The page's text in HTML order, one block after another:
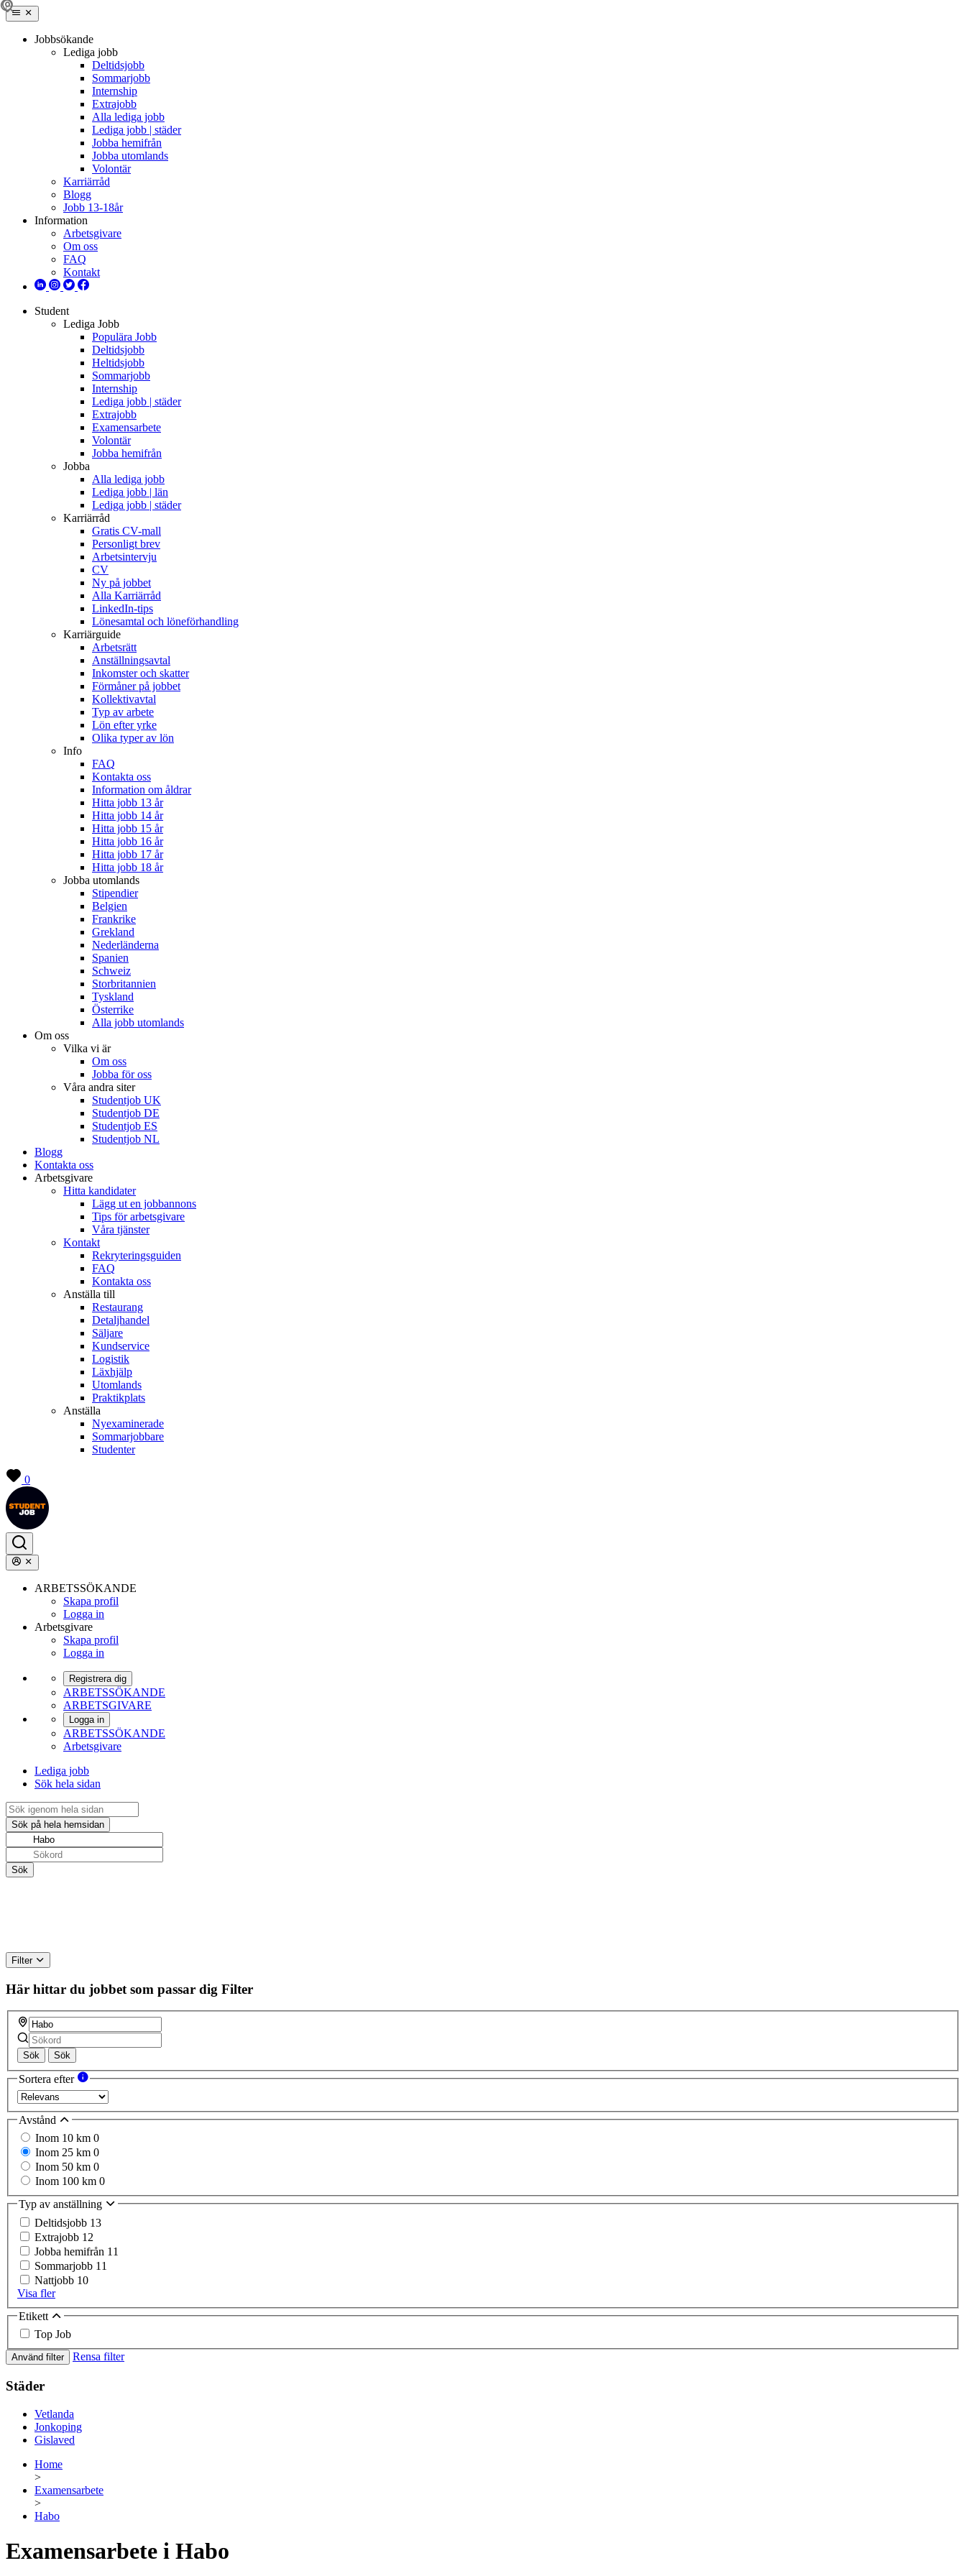
Jobbsökande
Lediga jobb
Deltidsjobb
Sommarjobb
Internship
Extrajobb
Alla lediga jobb
Lediga jobb | städer
Jobba hemifrån
Jobba utomlands
Volontär
Karriärråd
Blogg
Jobb 13-18år
Information
Arbetsgivare
Om oss
FAQ
Kontakt
Student
Lediga Jobb
Populära Jobb
Deltidsjobb
Heltidsjobb
Sommarjobb
Internship
Lediga jobb | städer
Extrajobb
Examensarbete
Volontär
Jobba hemifrån
Jobba
Alla lediga jobb
Lediga jobb | län
Lediga jobb | städer
Karriärråd
Gratis CV-mall
Personligt brev
Arbetsintervju
CV
Ny på jobbet
Alla Karriärråd
LinkedIn-tips
Lönesamtal och löneförhandling
Karriärguide
Arbetsrätt
Anställningsavtal
Inkomster och skatter
Förmåner på jobbet
Kollektivavtal
Typ av arbete
Lön efter yrke
Olika typer av lön
Info
FAQ
Kontakta oss
Information om åldrar
Hitta jobb 13 år
Hitta jobb 14 år
Hitta jobb 15 år
Hitta jobb 16 år
Hitta jobb 17 år
Hitta jobb 18 år
Jobba utomlands
Stipendier
Belgien
Frankrike
Grekland
Nederländerna
Spanien
Schweiz
Storbritannien
Tyskland
Österrike
Alla jobb utomlands
Om oss
Vilka vi är
Om oss
Jobba för oss
Våra andra siter
Studentjob UK
Studentjob DE
Studentjob ES
Studentjob NL
Blogg
Kontakta oss
Arbetsgivare
Hitta kandidater
Lägg ut en jobbannons
Tips för arbetsgivare
Våra tjänster
Kontakt
Rekryteringsguiden
FAQ
Kontakta oss
Anställa till
Restaurang
Detaljhandel
Säljare
Kundservice
Logistik
Läxhjälp
Utomlands
Praktikplats
Anställa
Nyexaminerade
Sommarjobbare
Studenter
0
ARBETSSÖKANDE
Skapa profil
Logga in
Arbetsgivare
Skapa profil
Logga in
Registrera dig
ARBETSSÖKANDE
ARBETSGIVARE
Logga in
ARBETSSÖKANDE
Arbetsgivare
Lediga jobb
Sök hela sidan
Filter
Här hittar du jobbet som passar dig Filter
Sök Sök
Sortera efter
Avstånd
Inom 10 km 0
Inom 25 km 0
Inom 50 km 0
Inom 100 km 0
Typ av anställning
Deltidsjobb 13
Extrajobb 12
Jobba hemifrån 11
Sommarjobb 11
Nattjobb 10
Visa fler
Etikett
Top Job
Använd filter Rensa filter
Städer
Vetlanda
Jonkoping
Gislaved
Home
>
Examensarbete
>
Habo
Examensarbete i Habo